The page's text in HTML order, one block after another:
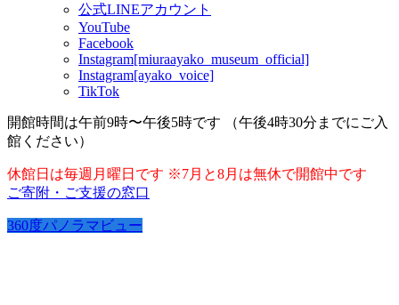
公式LINEアカウント
YouTube
Facebook
Instagram[miuraayako_museum_official]
Instagram[ayako_voice]
TikTok
開館時間は午前9時〜午後5時です （午後4時30分までにご入
館ください）
休館日は毎週月曜日です ※7月と8月は無休で開館中です
ご寄附・ご支援の窓口
360度パノラマビュー